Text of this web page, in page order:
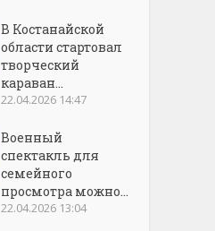
В Костанайской
области стартовал
творческий
караван...
22.04.2026 14:47
Военный
спектакль для
семейного
просмотра можно...
22.04.2026 13:04